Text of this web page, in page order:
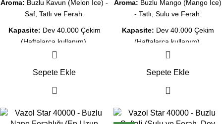
Aroma: Buzlu Kavun (Melon Ice) -
Saf, Tatlı ve Ferah.
Kapasite: Dev 40.000 Çekim
(Haftalarca kullanım).
Likit ve Şarj göstergeli
akıllı dijital ekran.
Dual Mesh Coil ile
Şarj:Type-C Hızlı Şarj desteği.
Sepete Ekle
Aroma: Buzlu Mango (Mango Ice)
- Tatlı, Sulu ve Ferah.
Kapasite: Dev 40.000 Çekim
(Haftalarca kullanım).
Likit ve Şarj göstergeli
akıllı dijital ekran.
Dual Mesh Coil ile
Şarj:Type-C Hızlı Şarj desteği.
Sepete Ekle
-6%
-6%